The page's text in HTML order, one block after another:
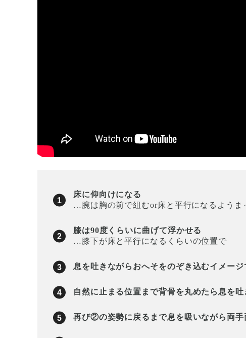
床に仰向けになる
…腕は胸の前で組むor床と平行になるようま
膝は90度くらいに曲げて浮かせる
…膝下が床と平行になるくらいの位置で
息を吐きながらおへそをのぞき込むイメージ
自然に止まる位置まで背骨を丸めたら息を
再び②の姿勢に戻るまで息を吸いながら両手